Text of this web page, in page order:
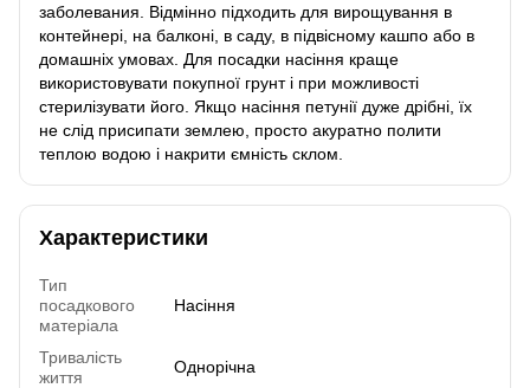
заболевания. Відмінно підходить для вирощування в
контейнері, на балконі, в саду, в підвісному кашпо або в
домашніх умовах. Для посадки насіння краще
використовувати покупної грунт і при можливості
стерилізувати його. Якщо насіння петунії дуже дрібні, їх
не слід присипати землею, просто акуратно полити
теплою водою і накрити ємність склом.
Характеристики
Тип
посадкового
матеріала
Насіння
Тривалість
життя
Однорічна